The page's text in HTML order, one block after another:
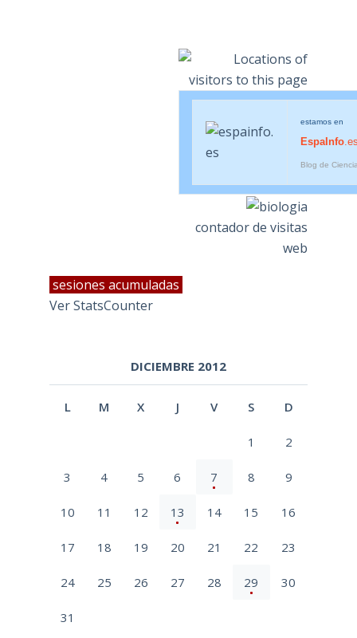
estamos en
EspaInfo
Blog de
contador de visitas
web
sesiones acumuladas
Ver StatsCounter
DICIEMBRE 2012
L M X J V S D
1 2
3 4 5 6 7 8 9
10 11 12 13 14 15 16
17 18 19 20 21 22 23
24 25 26 27 28 29 30
31